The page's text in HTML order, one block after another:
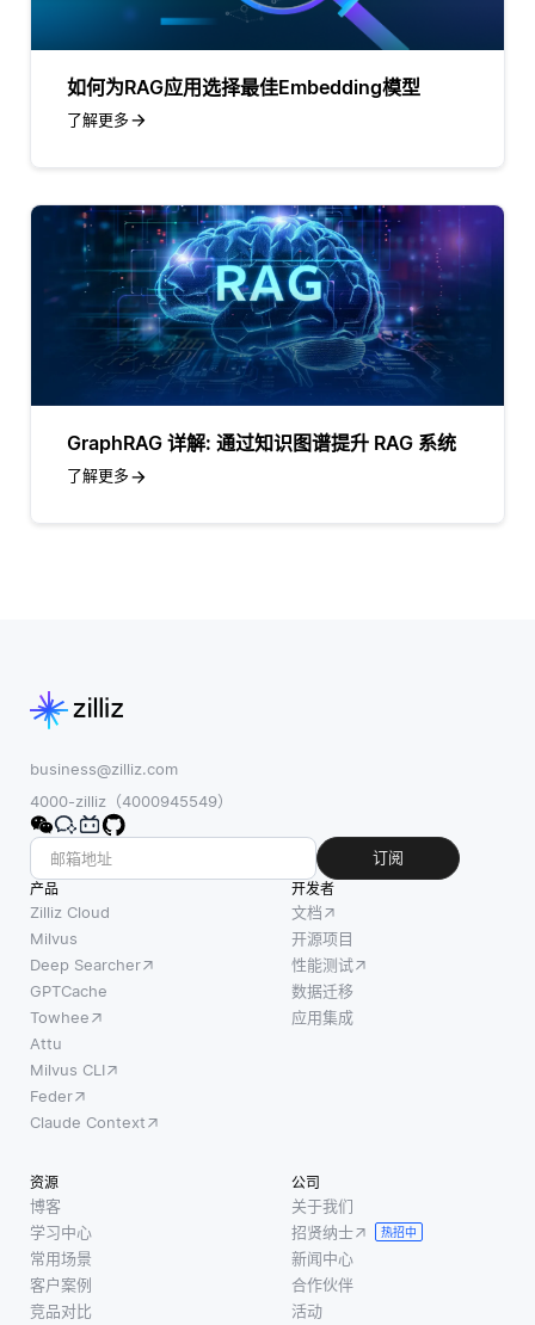
如何为RAG应用选择最佳Embedding模型
了解更多
GraphRAG 详解: 通过知识图谱提升 RAG 系统
了解更多
business@zilliz.com
4000-zilliz（4000945549）
订阅
产品
Zilliz Cloud
Milvus
Deep Searcher
GPTCache
Towhee
Attu
Milvus CLI
Feder
Claude Context
开发者
文档
开源项目
性能测试
数据迁移
应用集成
资源
博客
学习中心
常用场景
客户案例
竞品对比
公司
关于我们
招贤纳士
热招中
新闻中心
合作伙伴
活动